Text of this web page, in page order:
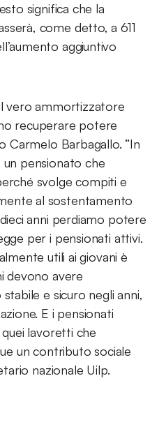
significa che la
come detto, a 611
aggiuntivo
vero ammortizzatore
recuperare potere
Carmelo Barbagallo. “In
un pensionato che
svolge compiti e
al sostentamento
anni perdiamo potere
per i pensionati attivi.
utili ai giovani è
devono avere
e sicuro negli anni,
E i pensionati
lavoretti che
un contributo sociale
nazionale Uilp.